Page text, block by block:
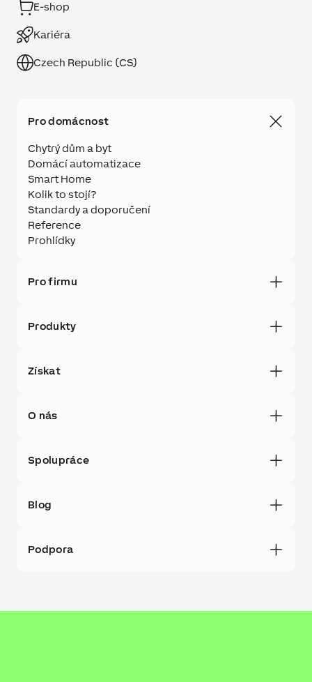
E-shop
Kariéra
Czech Republic (CS)
Pro domácnost
Chytrý dům a byt
Domácí automatizace
Smart Home
Kolik to stojí?
Standardy a doporučení
Reference
Prohlídky
Pro firmu
Produkty
Získat
O nás
Spolupráce
Blog
Podpora